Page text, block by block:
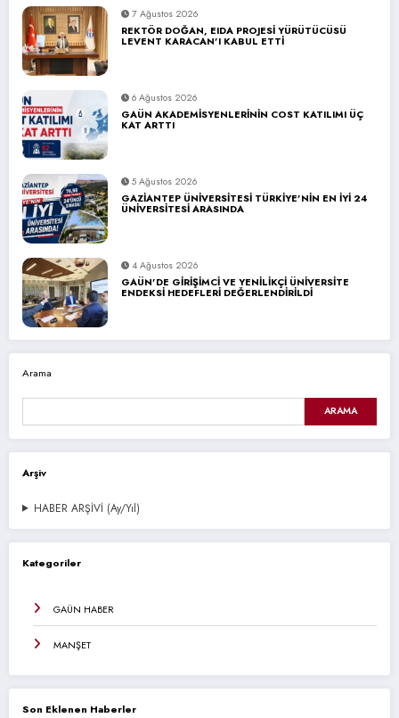
7 Ağustos 2026
REKTÖR DOĞAN, EIDA PROJESİ YÜRÜTÜCÜSÜ
LEVENT KARACAN’I KABUL ETTİ
6 Ağustos 2026
GAÜN AKADEMİSYENLERİNİN COST KATILIMI ÜÇ
KAT ARTTI
5 Ağustos 2026
GAZİANTEP ÜNİVERSİTESİ TÜRKİYE’NİN EN İYİ 24
ÜNİVERSİTESİ ARASINDA
4 Ağustos 2026
GAÜN’DE GİRİŞİMCİ VE YENİLİKÇİ ÜNİVERSİTE
ENDEKSİ HEDEFLERİ DEĞERLENDİRİLDİ
Arama
ARAMA
Arşiv
HABER ARŞİVİ (Ay/Yıl)
Kategoriler
GAÜN HABER
MANŞET
Son Eklenen Haberler